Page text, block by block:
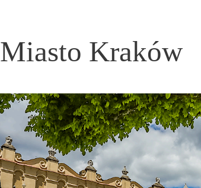
Miasto Kraków